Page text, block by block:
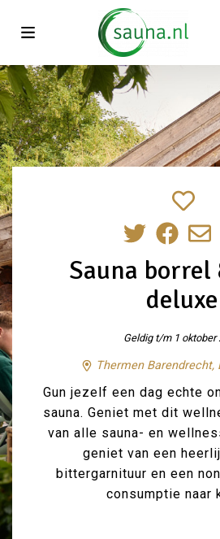
Vind de beste
Sauna borrel
deluxe
Geldig t/m 1 oktober
Thermen Barendrecht,
Gun jezelf een dag echte
sauna. Geniet met dit
van alle sauna- en
geniet van een
bittergarnituur en een
consumptie naar